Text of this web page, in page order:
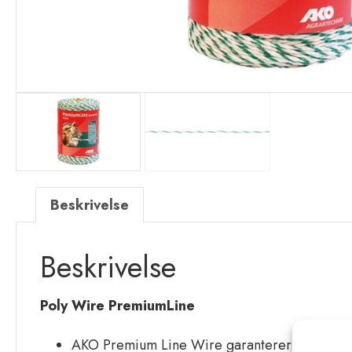
Beskrivelse
Beskrivelse
Poly Wire PremiumLine
AKO Premium Line Wire garanterer den